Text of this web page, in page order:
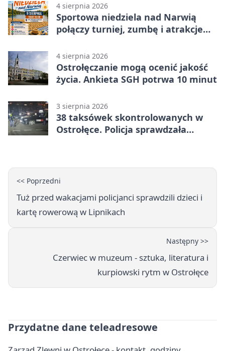
4 sierpnia 2026
Sportowa niedziela nad Narwią
połączy turniej, zumbę i atrakcje
4 sierpnia 2026
Ostrołęczanie mogą ocenić jakość
życia. Ankieta SGH potrwa 10 minut
3 sierpnia 2026
38 taksówek skontrolowanych w
Ostrołęce. Policja sprawdzała
<< Poprzedni
Tuż przed wakacjami policjanci sprawdzili dzieci i
kartę rowerową w Lipnikach
Następny >>
Czerwiec w muzeum - sztuka, literatura i
kurpiowski rytm w Ostrołęce
Przydatne dane teleadresowe